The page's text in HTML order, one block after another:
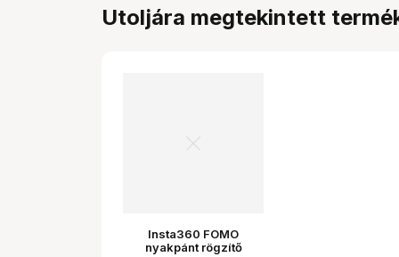
Utoljára megtekintett
Insta360 FOMO
nyakpánt rögzítő